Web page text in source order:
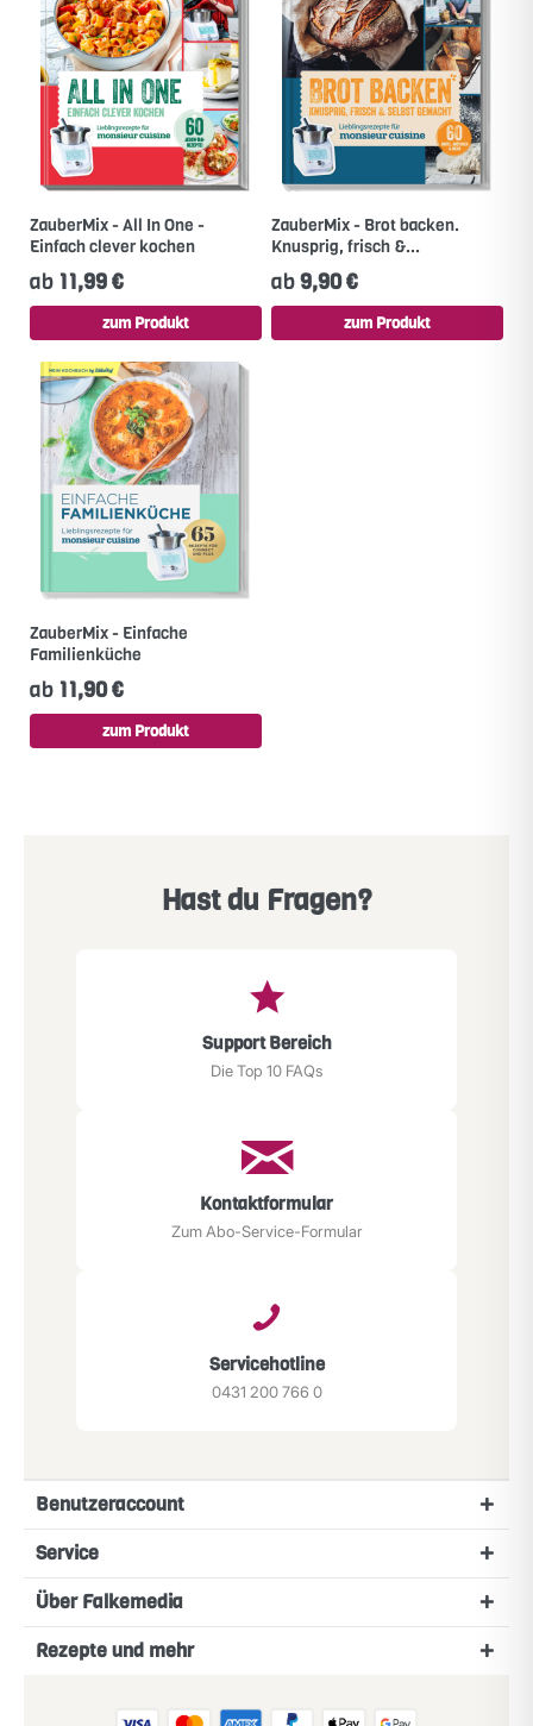
ZauberMix - All In One -
Einfach clever kochen
ab 11,99 €
zum Produkt
ZauberMix - Brot backen.
Knusprig, frisch &...
ab9,90 €
zum Produkt
ZauberMix - Einfache
Familienküche
ab 11,90 €
zum Produkt
Hast du Fragen?
Support Bereich
Die Top 10 FAQs
Kontaktformular
Zum Abo-Service-Formular
Servicehotline
0431 200 766 0
Benutzeraccount
Service
Über Falkemedia
Rezepte und mehr